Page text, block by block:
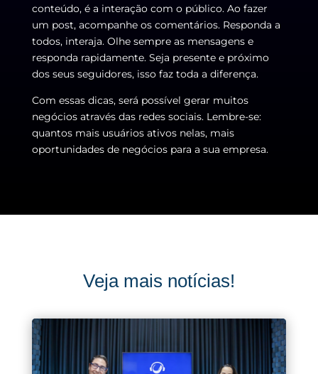
conteúdo, é a interação com o público. Ao fazer
um post, acompanhe os comentários. Responda a
todos, interaja. Olhe sempre as mensagens e
responda rapidamente. Seja presente e próximo
dos seus seguidores, isso faz toda a diferença.
Com essas dicas, será possível gerar muitos
negócios através das redes sociais. Lembre-se:
quantos mais usuários ativos nelas, mais
oportunidades de negócios para a sua empresa.
Veja mais notícias!